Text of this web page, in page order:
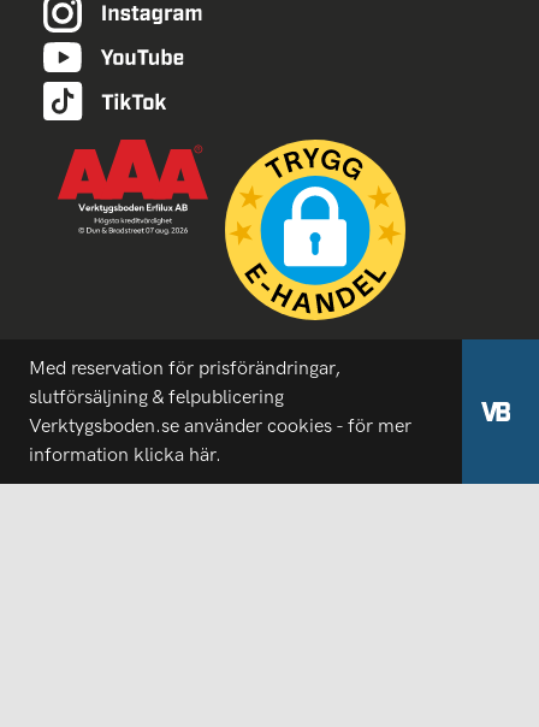
Med reservation för prisförändringar,
slutförsäljning & felpublicering
Verktygsboden.se använder cookies - för mer
information klicka här.